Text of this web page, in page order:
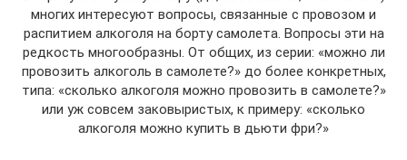
многих интересуют вопросы, связанные с провозом и
распитием алкоголя на борту самолета. Вопросы эти на
редкость многообразны. От общих, из серии: «можно ли
провозить алкоголь в самолете?» до более конкретных,
типа: «сколько алкоголя можно провозить в самолете?»
или уж совсем заковыристых, к примеру: «сколько
алкоголя можно купить в дьюти фри?»